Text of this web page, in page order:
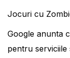
Jocuri cu
Google anunta
pentru